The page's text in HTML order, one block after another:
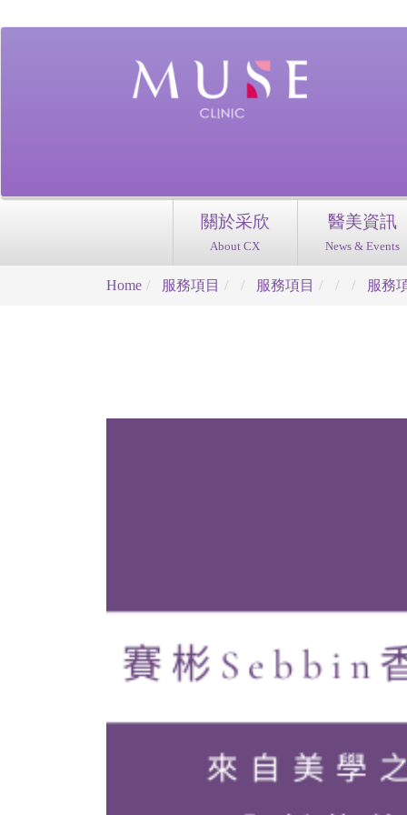
關於采欣
About CX
醫美資訊
News & Events
Home 服務項目 服務項目 服務